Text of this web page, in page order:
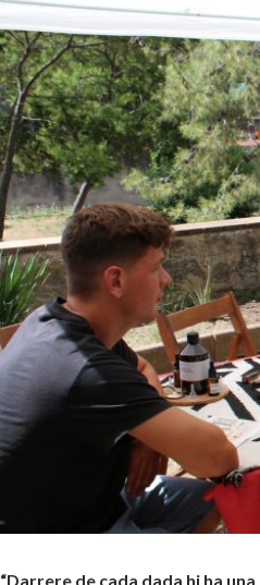
“Darrere de cada dada hi ha